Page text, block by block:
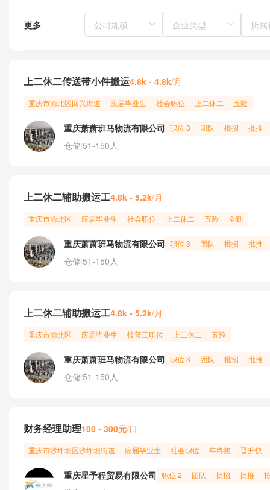
更多 所
上二休二传送带小件搬运4.8k - 4.8k/月
重庆市渝北区回兴街道 应届毕业生 社会职位 上二休二 五险
重庆萧萧班马物流有限公司 职位 3 团队 批招 批推
仓储 51-150人
上二休二辅助搬运工4.8k - 5.2k/月
重庆市渝北区 应届毕业生 社会职位 上二休二 五险 全勤
重庆萧萧班马物流有限公司 职位 3 团队 批招 批推
仓储 51-150人
上二休二辅助搬运工4.8k - 5.2k/月
重庆市渝北区 应届毕业生 技普工职位 上二休二 五险
重庆萧萧班马物流有限公司 职位 3 团队 批招 批推
仓储 51-150人
财务经理助理100 - 300元/日
重庆市沙坪坝区沙坪坝街道 应届毕业生 社会职位 年终奖 晋升快
重庆星予程贸易有限公司 职位 2 团队 批招 批推